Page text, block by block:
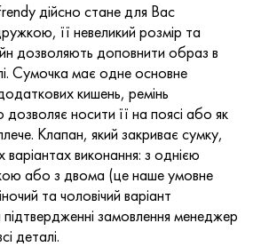
дійсно стане для Вас
її невеликий розмір та
дозволяють доповнити образ в
Сумочка має одне основне
кишень, ремінь
носити її на поясі або як
Клапан, який закриває сумку,
виконання: з однією
або з двома (це наше умовне
та чоловічий варіант
підтвердженні замовлення менеджер
деталі.